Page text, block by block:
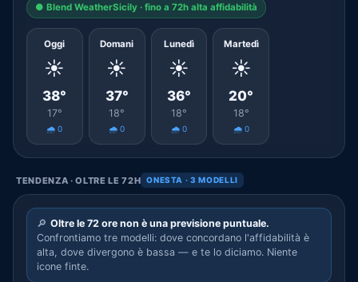
● Blend WeatherSicily · fino a 72h alta affidabilità
Oggi
☀️
38°
17°
🌧️ 0
Domani
☀️
37°
18°
🌧️ 0
Lunedì
☀️
36°
18°
🌧️ 0
Martedì
☀️
20°
18°
🌧️ 0
TENDENZA · OLTRE LE 72H ONESTA · 3 MODELLI
🔎 Oltre le 72 ore non è una previsione puntuale.
Confrontiamo tre modelli: dove concordano l'affidabilità è
alta, dove divergono è bassa — e te lo diciamo. Niente
icone finte.